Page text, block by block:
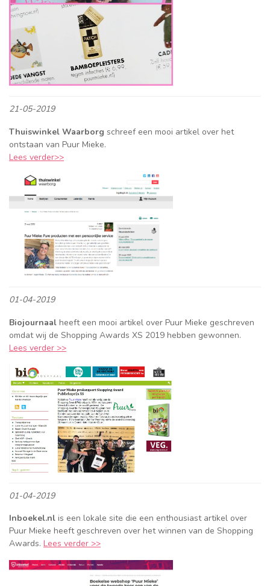
21-05-2019
Thuiswinkel Waarborg schreef een mooi artikel over het
ontstaan van Puur Mieke.
Lees verder>>
01-04-2019
Biojournaal heeft een mooi artikel over Puur Mieke geschreven
omdat wij de Shopping Awards XS 2019 hebben gewonnen.
Lees verder >>
01-04-2019
Inboekel.nl is een lokale site die een enthousiast artikel over
Puur Mieke heeft geschreven over het winnen van de Shopping
Awards. Lees verder >>